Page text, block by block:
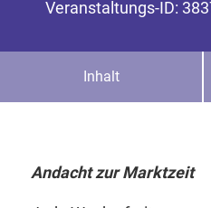
Veranstaltungs-ID:
Inhalt
Andacht zur Marktzeit